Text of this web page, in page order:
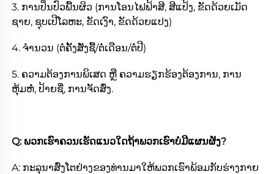
3. ການປິ່ນປົວພື້ນຜິວ (ການໂອນໄຟຟ້າສີ, ສີແປ້ງ, ຂັດດ້ວຍເມັດ
ຊາຍ, ຊຸບເປີໂລຫະ, ຂັດເງົາ, ຂັດດ້ວຍແປງ)
4. ຈຳນວນ (ຕໍ່ຄັ້ງສັ່ງຊື້/ຕໍ່ເດືອນ/ຕໍ່ປີ)
5. ຄວາມຕ້ອງການພິເສດ ຫຼື ຄວາມຮຽກຮ້ອງຕ້ອງການ, ການ
ຫຸ້ມຫໍ່, ປ້າຍຊື່, ການຈັດສົ່ງ.
Q: ພວກເຮົາຄວນເຮັດແນວໃດຖ້າພວກເຮົາບໍ່ມີແຜນຜັງ?
A: ກະລຸນາສົ່ງໂຕຢ່າງຂອງທ່ານມາໃຫ້ພວກເຮົາພ້ອມກັບຮ່າງກາຍ